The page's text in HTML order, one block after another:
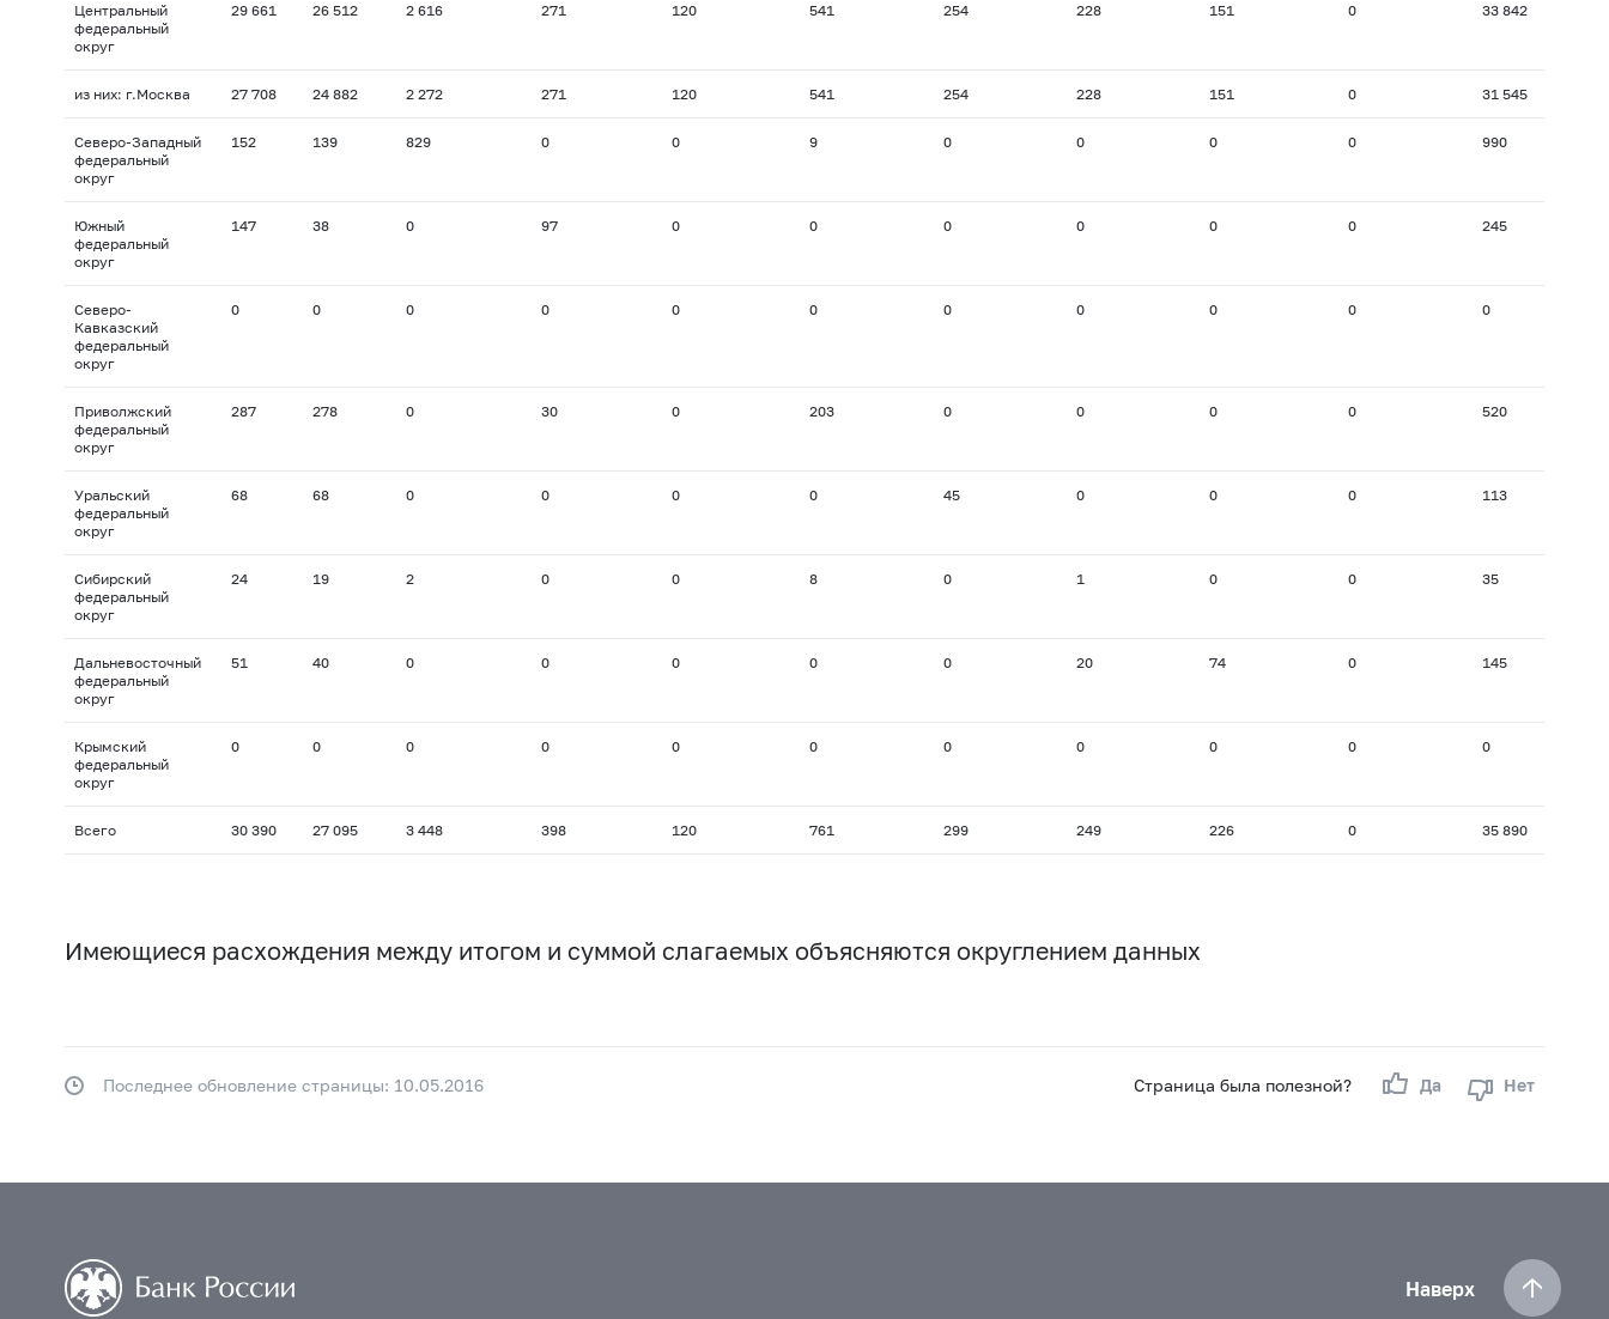
Центральный
федеральный
округ
29 661 26 512 2 616 271 120 541 254 228 151 0 33 842
из них: г.Москва 27 708 24 882 2 272 271 120 541 254 228 151 0 31 545
Северо-Западный
федеральный
округ
152 139 829 0 0 9 0 0 0 0 990
Южный
федеральный
округ
147 38 0 97 0 0 0 0 0 0 245
Северо-
Кавказский
федеральный
округ
0 0 0 0 0 0 0 0 0 0 0
Приволжский
федеральный
округ
287 278 0 30 0 203 0 0 0 0 520
Уральский
федеральный
округ
68 68 0 0 0 0 45 0 0 0 113
Сибирский
федеральный
округ
24 19 2 0 0 8 0 1 0 0 35
Дальневосточный
федеральный
округ
51 40 0 0 0 0 0 20 74 0 145
Крымский
федеральный
округ
0 0 0 0 0 0 0 0 0 0 0
Всего 30 390 27 095 3 448 398 120 761 299 249 226 0 35 890
Имеющиеся расхождения между итогом и суммой слагаемых объясняются округлением данных
Страница была полезной? Да Нет
Последнее обновление страницы: 10.05.2016
Наверх